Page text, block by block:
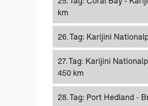
km
26. Tag: Karijini
27. Tag: Karijini
450 km
28. Tag: Port Hedland -